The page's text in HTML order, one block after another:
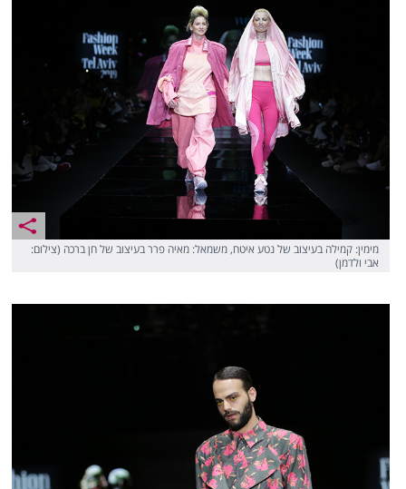
מימין: קמילה בעיצוב של נטע איטח, משמאל: מאיה פרר בעיצוב של חן ברכה (צילום:
אבי ולדמן)